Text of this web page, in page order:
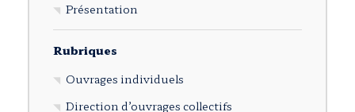
Présentation
Rubriques
Ouvrages individuels
Direction d’ouvrages collectifs